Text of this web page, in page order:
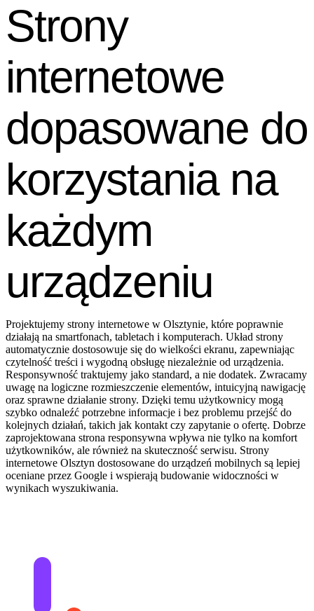
Strony
internetowe
dopasowane do
korzystania na
każdym
urządzeniu
Projektujemy strony internetowe w Olsztynie, które poprawnie
działają na smartfonach, tabletach i komputerach. Układ strony
automatycznie dostosowuje się do wielkości ekranu, zapewniając
czytelność treści i wygodną obsługę niezależnie od urządzenia.
Responsywność traktujemy jako standard, a nie dodatek. Zwracamy
uwagę na logiczne rozmieszczenie elementów, intuicyjną nawigację
oraz sprawne działanie strony. Dzięki temu użytkownicy mogą
szybko odnaleźć potrzebne informacje i bez problemu przejść do
kolejnych działań, takich jak kontakt czy zapytanie o ofertę. Dobrze
zaprojektowana strona responsywna wpływa nie tylko na komfort
użytkowników, ale również na skuteczność serwisu. Strony
internetowe Olsztyn dostosowane do urządzeń mobilnych są lepiej
oceniane przez Google i wspierają budowanie widoczności w
wynikach wyszukiwania.